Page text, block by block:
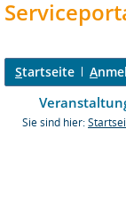
Startseite A
Sie sind hier: